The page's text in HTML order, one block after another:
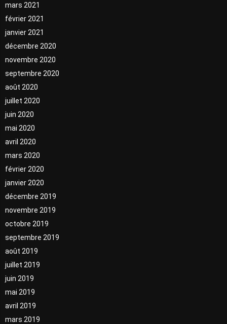
mars 2021
février 2021
janvier 2021
décembre 2020
novembre 2020
septembre 2020
août 2020
juillet 2020
juin 2020
mai 2020
avril 2020
mars 2020
février 2020
janvier 2020
décembre 2019
novembre 2019
octobre 2019
septembre 2019
août 2019
juillet 2019
juin 2019
mai 2019
avril 2019
mars 2019